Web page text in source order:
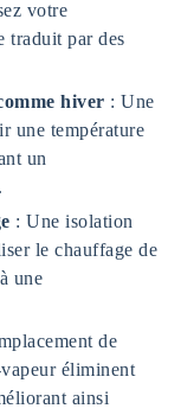
votre
traduit par des
hiver : Une
une température
un
: Une isolation
le chauffage de
une
de
éliminent
ainsi